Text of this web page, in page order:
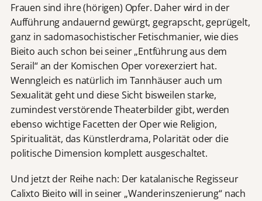
Frauen sind ihre (hörigen) Opfer. Daher wird in der
Aufführung andauernd gewürgt, gegrapscht, geprügelt,
ganz in sadomasochistischer Fetischmanier, wie dies
Bieito auch schon bei seiner „Entführung aus dem
Serail“ an der Komischen Oper vorexerziert hat.
Wenngleich es natürlich im Tannhäuser auch um
Sexualität geht und diese Sicht bisweilen starke,
zumindest verstörende Theaterbilder gibt, werden
ebenso wichtige Facetten der Oper wie Religion,
Spiritualität, das Künstlerdrama, Polarität oder die
politische Dimension komplett ausgeschaltet.
Und jetzt der Reihe nach: Der katalanische Regisseur
Calixto Bieito will in seiner „Wanderinszenierung“ nach